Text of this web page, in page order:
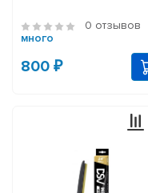
0 отзывов
много
800 ₽